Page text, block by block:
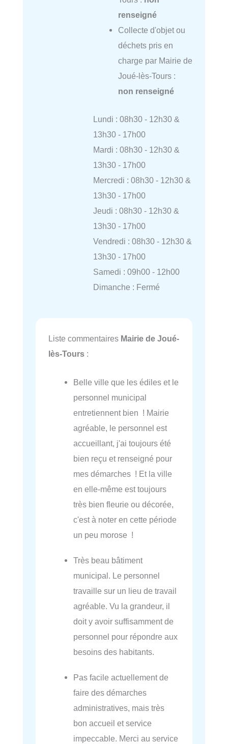
renseigné
Collecte d'objet ou
déchets pris en
charge par Mairie de
Joué-lès-Tours :
non renseigné
Lundi : 08h30 - 12h30 &
13h30 - 17h00
Mardi : 08h30 - 12h30 &
13h30 - 17h00
Mercredi : 08h30 - 12h30 &
13h30 - 17h00
Jeudi : 08h30 - 12h30 &
13h30 - 17h00
Vendredi : 08h30 - 12h30 &
13h30 - 17h00
Samedi : 09h00 - 12h00
Dimanche : Fermé
Liste commentaires Mairie de Joué-
lès-Tours :
Belle ville que les édiles et le
personnel municipal
entretiennent bien ! Mairie
agréable, le personnel est
accueillant, j'ai toujours été
bien reçu et renseigné pour
mes démarches ! Et la ville
en elle-même est toujours
très bien fleurie ou décorée,
c'est à noter en cette période
un peu morose !
Très beau bâtiment
municipal. Le personnel
travaille sur un lieu de travail
agréable. Vu la grandeur, il
doit y avoir suffisamment de
personnel pour répondre aux
besoins des habitants.
Pas facile actuellement de
faire des démarches
administratives, mais très
bon accueil et service
impeccable. Merci au service